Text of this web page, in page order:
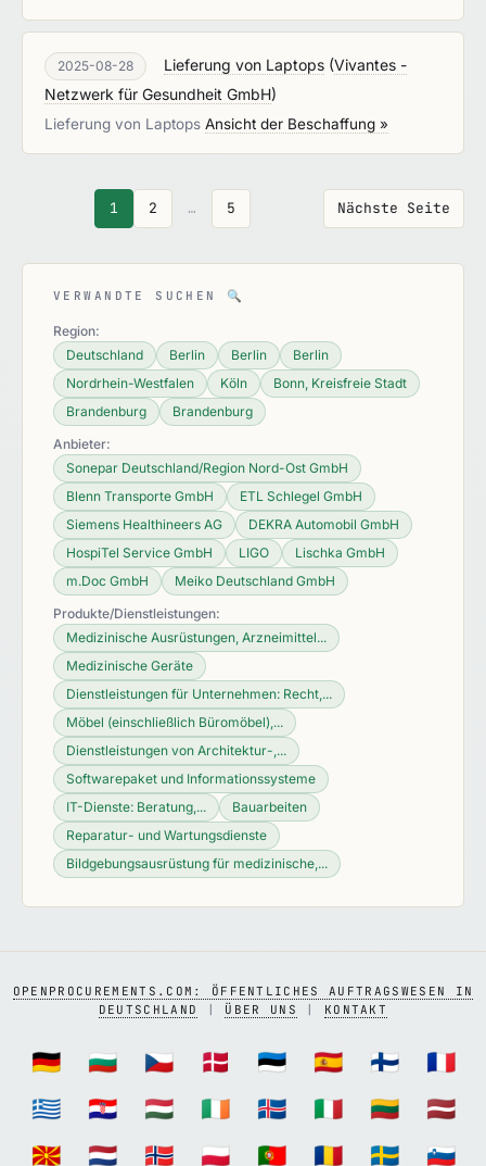
2025-08-28 Lieferung von Laptops (Vivantes -
Netzwerk für Gesundheit GmbH)
Lieferung von Laptops Ansicht der Beschaffung »
Nächste Seite
1 2 … 5
VERWANDTE SUCHEN 🔍
Region:
Deutschland
Berlin Berlin
Berlin
Nordrhein-Westfalen
Köln
Bonn, Kreisfreie Stadt
Brandenburg
Brandenburg
Anbieter:
Sonepar Deutschland/Region Nord-Ost GmbH
Blenn Transporte GmbH
ETL Schlegel GmbH
Siemens Healthineers AG
DEKRA Automobil GmbH
HospiTel Service GmbH
LIGO
Lischka GmbH
m.Doc GmbH
Meiko Deutschland GmbH
Produkte/Dienstleistungen:
Medizinische Ausrüstungen, Arzneimittel...
Medizinische Geräte
Dienstleistungen für Unternehmen: Recht,...
Möbel (einschließlich Büromöbel),...
Dienstleistungen von Architektur-,...
Softwarepaket und Informationssysteme
IT-Dienste: Beratung,...
Bauarbeiten
Reparatur- und Wartungsdienste
Bildgebungsausrüstung für medizinische,...
OPENPROCUREMENTS.COM: ÖFFENTLICHES AUFTRAGSWESEN IN
DEUTSCHLAND
ÜBER UNS KONTAKT
🇩🇪 🇧🇬 🇨🇿 🇩🇰 🇪🇪 🇪🇸 🇫🇮
🇫🇷
🇬🇷
🇭🇷 🇭🇺 🇮🇪 🇮🇸 🇮🇹 🇱🇹
🇱🇻
🇲🇰
🇳🇱 🇳🇴 🇵🇱 🇵🇹 🇷🇴 🇸🇪 🇸🇮